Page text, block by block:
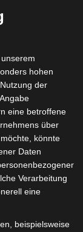
hohen
der
eine betroffene
über
könnte
Daten
Verarbeitung
eine
beispielsweise